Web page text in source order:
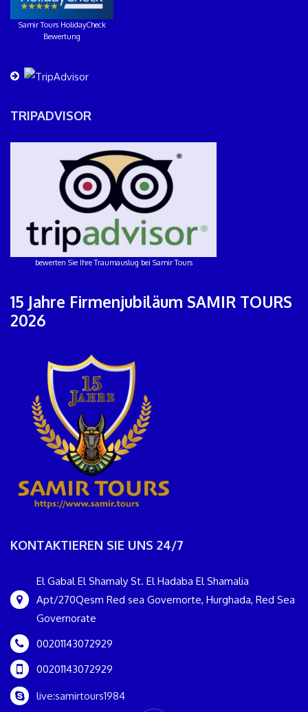
Samir Tours HolidayCheck
Bewertung
TRIPADVISOR
bewerten Sie Ihre Traumauslug bei Samir Tours
15 Jahre Firmenjubiläum SAMIR TOURS
2026
KONTAKTIEREN SIE UNS 24/7
El Gabal El Shamaly St. El Hadaba El Shamalia
Apt/270Qesm Red sea Governorte, Hurghada, Red Sea
Governorate
00201143072929
00201143072929
live:samirtours1984